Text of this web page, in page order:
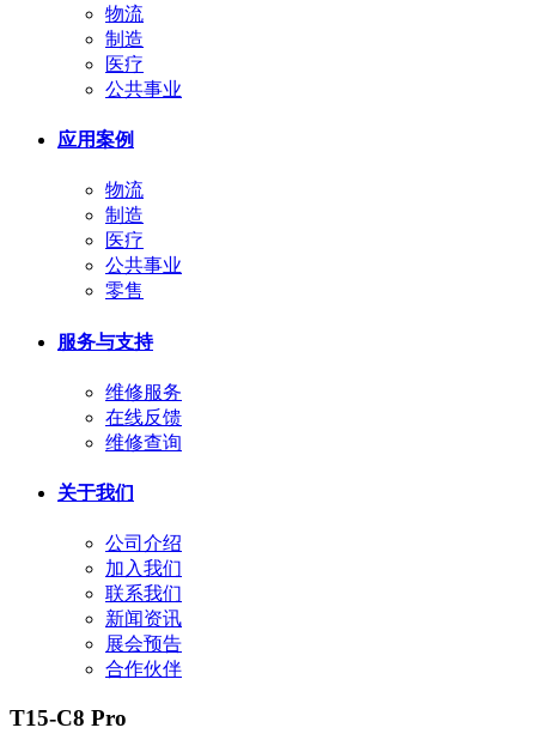
物流
制造
医疗
公共事业
应用案例
物流
制造
医疗
公共事业
零售
服务与支持
维修服务
在线反馈
维修查询
关于我们
公司介绍
加入我们
联系我们
新闻资讯
展会预告
合作伙伴
T15-C8 Pro